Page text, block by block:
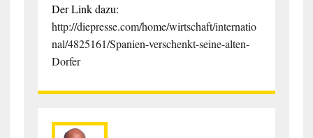
Der Link dazu:
http://diepresse.com/home/wirtschaft/internatio
nal/4825161/Spanien-verschenkt-seine-alten-
Dorfer